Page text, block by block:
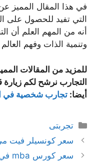
في هذا المقال المميز
التي تفيد للحصول على
أنه من المهم العلم أن
وتنمية الذات وفهم
للمزيد من المقالات
التجارب نرشح لكم
أيضا: تجارب شخصية في
التصنيفات
تجربتى
سعر كونسيلر فيت
سعر كورس mba في الجامعة الأمريكية